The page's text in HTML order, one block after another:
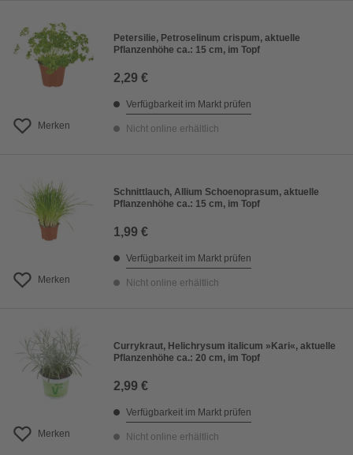
Merken
Petersilie, Petroselinum crispum, aktuelle
Pflanzenhöhe ca.: 15 cm, im Topf
2,29 €
Verfügbarkeit im Markt prüfen
Nicht online erhältlich
Merken
Schnittlauch, Allium Schoenoprasum, aktuelle
Pflanzenhöhe ca.: 15 cm, im Topf
1,99 €
Verfügbarkeit im Markt prüfen
Nicht online erhältlich
Merken
Currykraut, Helichrysum italicum »Kari«, aktuelle
Pflanzenhöhe ca.: 20 cm, im Topf
2,99 €
Verfügbarkeit im Markt prüfen
Nicht online erhältlich